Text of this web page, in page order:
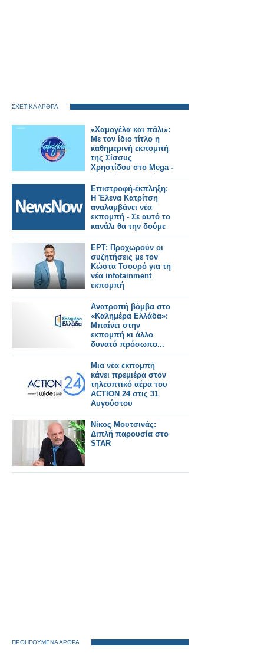
ΣΧΕΤΙΚΑ ΑΡΘΡΑ
«Χαμογέλα και πάλι»:
Με τον ίδιο τίτλο η
καθημερινή εκπομπή
της Σίσσυς
Χρηστίδου στο Mega -
Πότε κάνει πρεμιέρα;
Επιστροφή-έκπληξη:
Η Έλενα Κατρίτση
αναλαμβάνει νέα
εκπομπή - Σε αυτό το
κανάλι θα την δούμε
ΕΡΤ: Προχωρούν οι
συζητήσεις με τον
Κώστα Τσουρό για τη
νέα infotainment
εκπομπή
Ανατροπή βόμβα στο
«Καλημέρα Ελλάδα»:
Μπαίνει στην
εκπομπή κι άλλο
δυνατό πρόσωπο...
Μια νέα εκπομπή
κάνει πρεμιέρα στον
τηλεοπτικό αέρα του
ACTION 24 στις 31
Αυγούστου
Νίκος Μουτσινάς:
Διπλή παρουσία στο
STAR
ΠΡΟΗΓΟΥΜΕΝΑ ΑΡΘΡΑ